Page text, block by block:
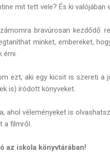
mit tett vele? És ki valójában
bravúrosan kezdődő
minket, embereket,
érni.
ezt, aki egy kicsit is szereti
is) íródott könyveket.
ahol véleményeket is
a filmről.
az iskola könyvtárában!